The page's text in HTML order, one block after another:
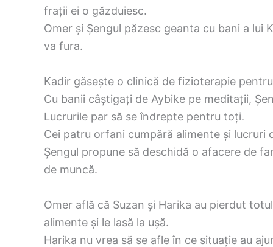
frații ei o găzduiesc.
Omer și Șengul păzesc geanta cu bani a lui
va fura.
Kadir găsește o clinică de fizioterapie
Cu banii câștigați de Aybike pe meditații,
Lucrurile par să se îndrepte pentru toți.
Cei patru orfani cumpără alimente și lucruri
Șengul propune să deschidă o afacere de
de muncă.
Omer află că Suzan și Harika au pierdut
alimente și le lasă la ușă.
Harika nu vrea să se afle în ce situație au